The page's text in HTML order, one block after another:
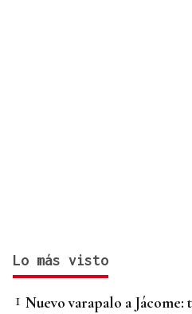
Lo más visto
Nuevo varapalo a Jácome: